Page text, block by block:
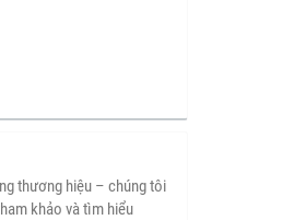
thương hiệu – chúng tôi
khảo và tìm hiểu